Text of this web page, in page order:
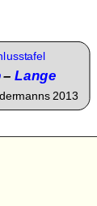
–Lange
2013